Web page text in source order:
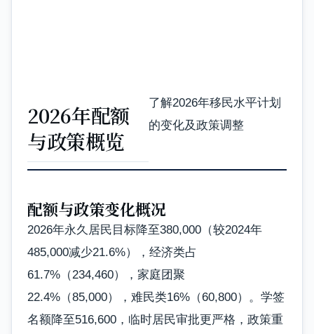
2026年配额
与政策概览
了解2026年移民水平计划
的变化及政策调整
配额与政策变化概况
2026年永久居民目标降至380,000（较2024年
485,000减少21.6%），经济类占
61.7%（234,460），家庭团聚
22.4%（85,000），难民类16%（60,800）。学签
名额降至516,600，临时居民审批更严格，政策重